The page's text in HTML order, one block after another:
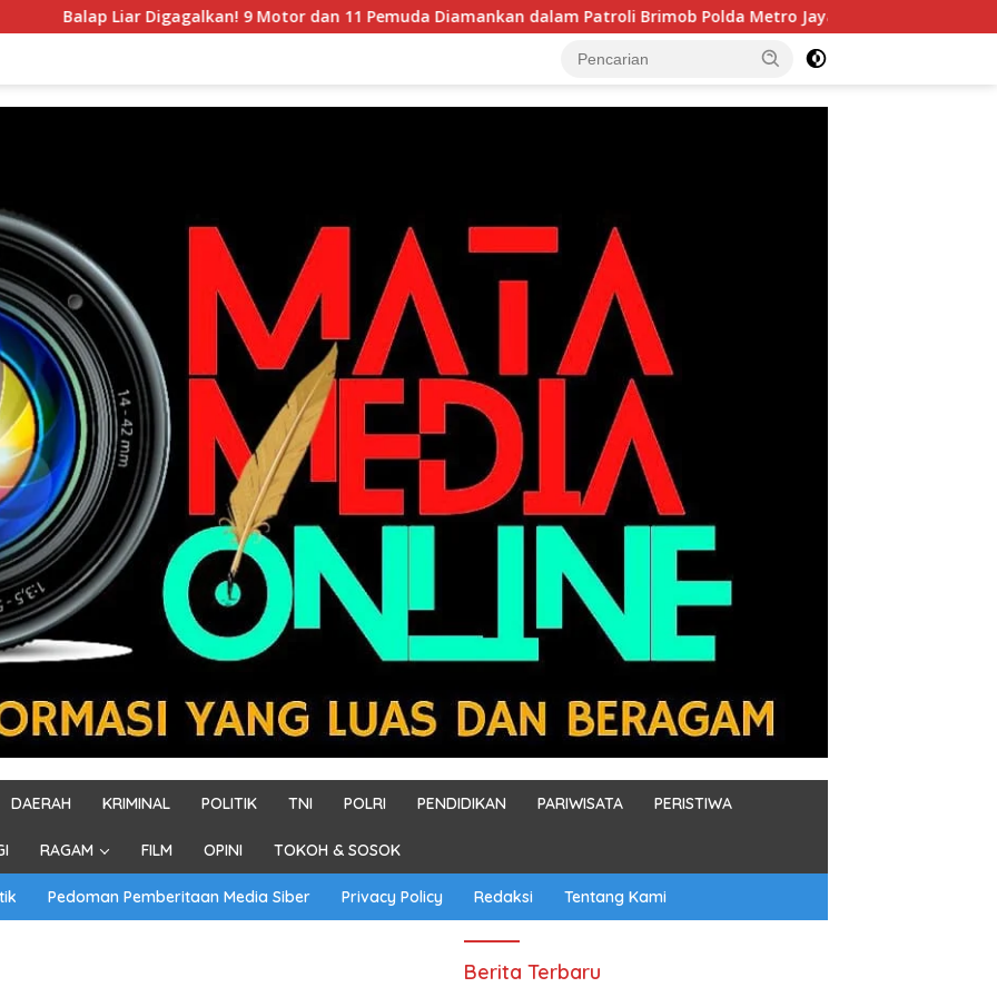
Liar Digagalkan! 9 Motor dan 11 Pemuda Diamankan dalam Patroli Brimob Polda Metro Jaya Bukan Sekadar Latihan!
DAERAH KRIMINAL POLITIK TNI POLRI PENDIDIKAN PARIWISATA PERISTIWA
RAGAM FILM OPINI TOKOH & SOSOK
Pedoman Pemberitaan Media Siber Privacy Policy Redaksi Tentang Kami
Berita Terbaru